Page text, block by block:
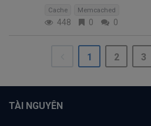
Cache Memcached
448 0 0
1 2 3
TÀI NGUYÊN